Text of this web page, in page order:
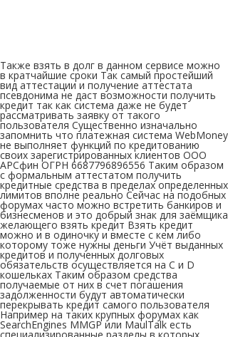
Также взять в долг в данном сервисе можно
в кратчайшие сроки Так самый простейший
вид аттестации и получение аттестата
псевдонима не даст возможности получить
кредит так как система даже не будет
рассматривать заявку от такого
пользователя Существенно изначально
запомнить что платежная система WebMoney
не выполняет функций по кредитованию
своих зарегистрированных клиентов ООО
АРСфин ОГРН 6687796896556 Таким образом
с формальным аттестатом получить
кредитные средства в пределах определенных
лимитов вполне реально Сейчас на подобных
форумах часто можно встретить банкиров и
бизнесменов и это добрый знак для заёмщика
желающего взять кредит Взять кредит
можно и в одиночку и вместе с кем либо
которому тоже нужны деньги Учёт выданных
кредитов и полученных долговых
обязательств осуществляется на C и D
кошельках Таким образом средства
получаемые от них в счет погашения
задолженности будут автоматически
перекрывать кредит самого пользователя
Например на таких крупных форумах как
SearchEngines MMGP или MaulTalk есть